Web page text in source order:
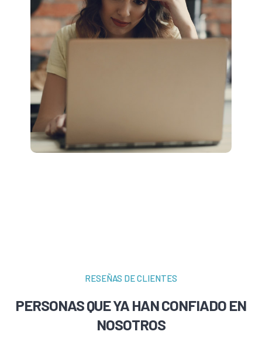
RESEÑAS DE CLIENTES
PERSONAS QUE YA HAN CONFIADO EN
NOSOTROS